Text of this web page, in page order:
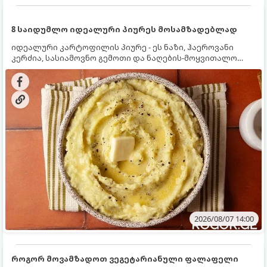
8 საიდუმლო იდეალური პიურეს მოსამზადებლად
იდეალური კარტოფილის პიურე - ეს ნაზი, ჰაეროვანი
კერძია, სასიამოვნო გემოთი და ნაღების-მოყვითალო
ფერით. მისი მომზადება ძალიან მარტივია, მაგრამ
არსებობს რამდენიმე საიდუმლო, რომლებიც უნდა
იცოდეთ, რომ პიურე იდეალურად გემრიელი გამოვიდეს.
2026/08/07 14:00
როგორ მოვამზადოთ ვეგეტარიანული ფალაფელი